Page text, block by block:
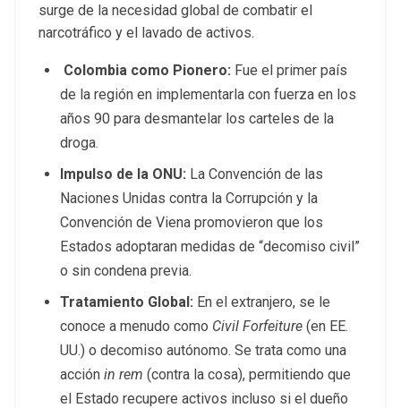
surge de la necesidad global de combatir el
narcotráfico y el lavado de activos.
Colombia como Pionero: Fue el primer país
de la región en implementarla con fuerza en los
años 90 para desmantelar los carteles de la
droga.
Impulso de la ONU: La Convención de las
Naciones Unidas contra la Corrupción y la
Convención de Viena promovieron que los
Estados adoptaran medidas de “decomiso civil”
o sin condena previa.
Tratamiento Global: En el extranjero, se le
conoce a menudo como Civil Forfeiture(en EE.
UU.) o decomiso autónomo. Se trata como una
acción in rem (contra la cosa), permitiendo que
el Estado recupere activos incluso si el dueño